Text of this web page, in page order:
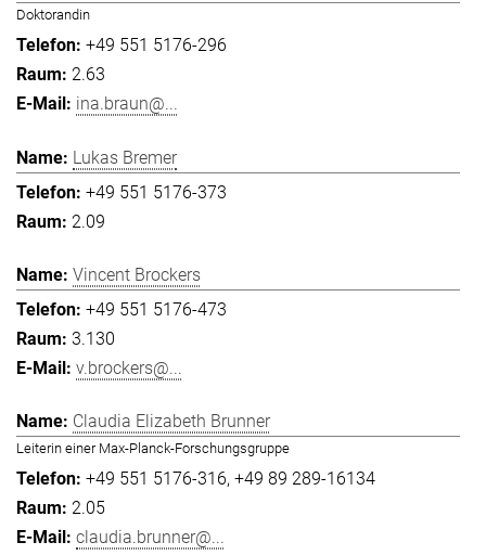
Doktorandin
+49 551 5176-296
2.63
ina.braun@...
Lukas Bremer
+49 551 5176-373
2.09
Vincent Brockers
+49 551 5176-473
3.130
v.brockers@...
Claudia Elizabeth Brunner
Leiterin einer Max-Planck-Forschungsgruppe
+49 551 5176-316 +49 89 289-16134
2.05
claudia.brunner@...